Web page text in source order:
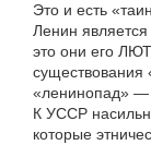
Это и есть
Ленин
это они его
существования
«ленинопад» —
К УССР
которые